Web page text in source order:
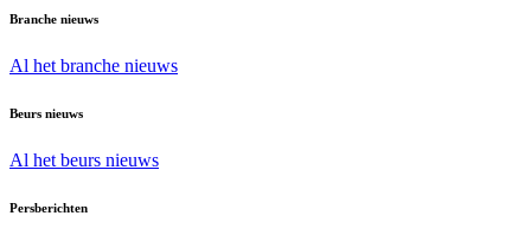
Branche nieuws
Al het branche nieuws
Beurs nieuws
Al het beurs nieuws
Persberichten